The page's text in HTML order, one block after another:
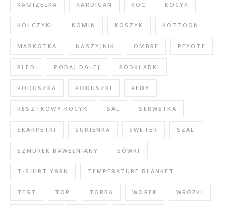
KAMIZELKA KARDIGAN KOC KOCYK
KOLCZYKI KOMIN KOSZYK KOTTOON
MASKOTKA NASZYJNIK OMBRE PEYOTE
PLED PODAJ DALEJ PODKŁADKI
PODUSZKA PODUSZKI REDY
RESZTKOWY KOCYK SAL SERWETKA
SKARPETKI SUKIENKA SWETER SZAL
SZNUREK BAWEŁNIANY SÓWKI
T-SHIRT YARN TEMPERATURE BLANKET
TEST TOP TORBA WOREK WRÓŻKI